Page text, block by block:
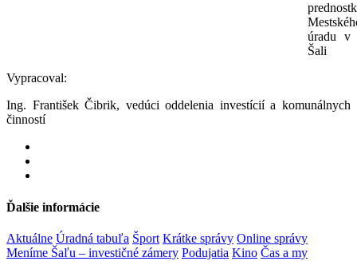
úradu v
Šali
Vypracoval:
Ing. František Čibrik, vedúci oddelenia investícií a komunálnych
činností
Ďalšie informácie
Aktuálne Úradná tabuľa Šport Krátke správy Online správy
Meníme Šaľu – investičné zámery Podujatia Kino Čas a my